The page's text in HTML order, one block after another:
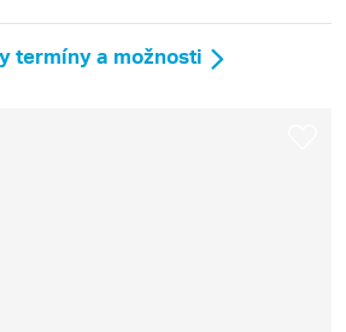
termíny a možnosti